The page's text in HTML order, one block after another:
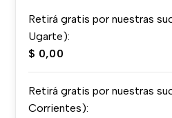
Retirá gratis por nuestras
Ugarte):
$ 0,00
Retirá gratis por nuestras
Corrientes):